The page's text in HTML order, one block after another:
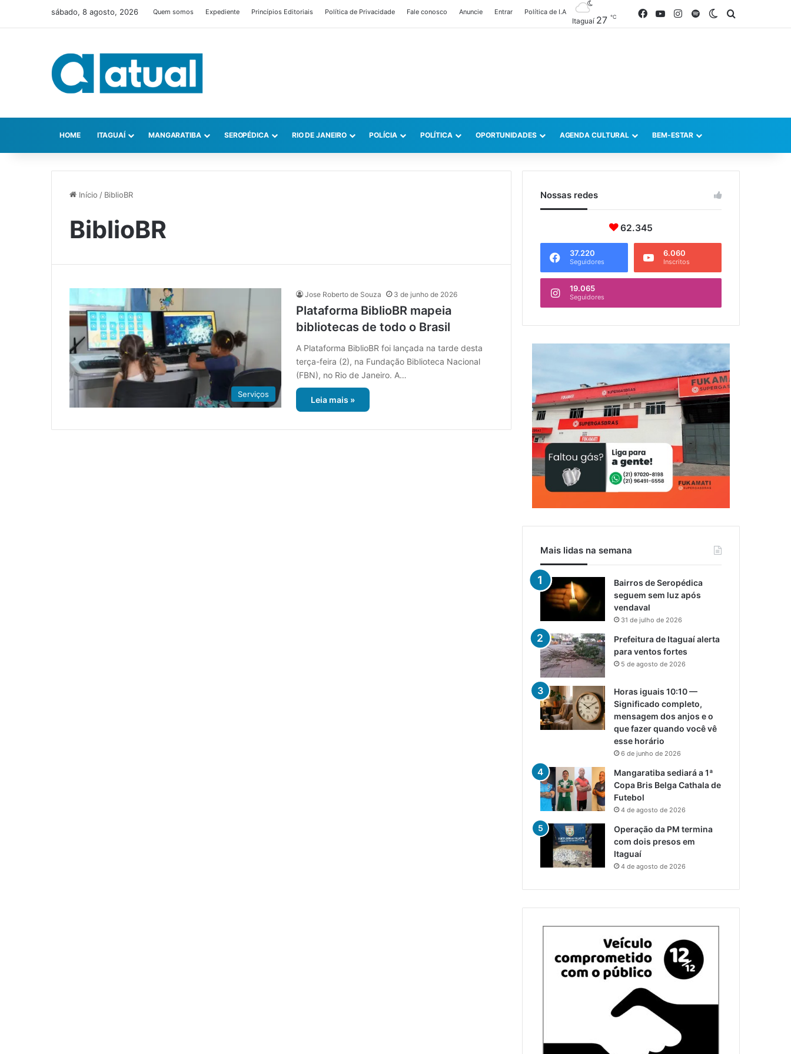
sábado, 8 agosto, 2026 Quem somos Expediente Princípios Editoriais Política de Privacidade Fale conosco Anuncie Entrar Política de I.A
Itaguaí 27 ℃ FacebookYouTubeInstagram
SpotifySwitch skin
HOME ITAGUAÍ MANGARATIBA SEROPÉDICA RIO DE JANEIRO POLÍCIA POLÍTICA OPORTUNIDADES AGENDA CULTURAL BEM-ESTAR
Início / BiblioBR
BiblioBR
Serviços
Jose Roberto de Souza 3 de junho de 2026
Plataforma BiblioBR mapeia
bibliotecas de todo o Brasil
A Plataforma BiblioBR foi lançada na tarde desta
terça-feira (2), na Fundação Biblioteca Nacional
(FBN), no Rio de Janeiro. A…
Leia mais »
Nossas redes
62.345
37.220
Seguidores
6.060
Inscritos
19.065
Seguidores
Mais lidas na semana
Bairros de Seropédica
seguem sem luz após
vendaval
31 de julho de 2026
Prefeitura de Itaguaí alerta
para ventos fortes
5 de agosto de 2026
Horas iguais 10:10 —
Significado completo,
mensagem dos anjos e o
que fazer quando você vê
esse horário
6 de junho de 2026
Mangaratiba sediará a 1ª
Copa Bris Belga Cathala de
Futebol
4 de agosto de 2026
Operação da PM termina
com dois presos em
Itaguaí
4 de agosto de 2026